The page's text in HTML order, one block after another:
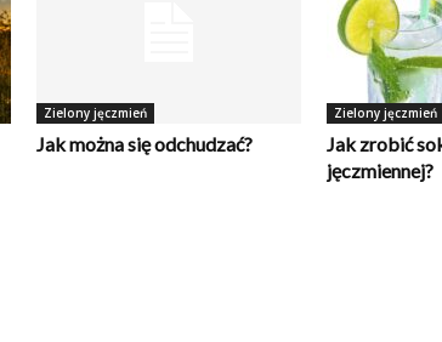
Zielony jęczmień
Jak można się odchudzać?
Zielony jęczmień
Jak zrobić
jęczmiennej?